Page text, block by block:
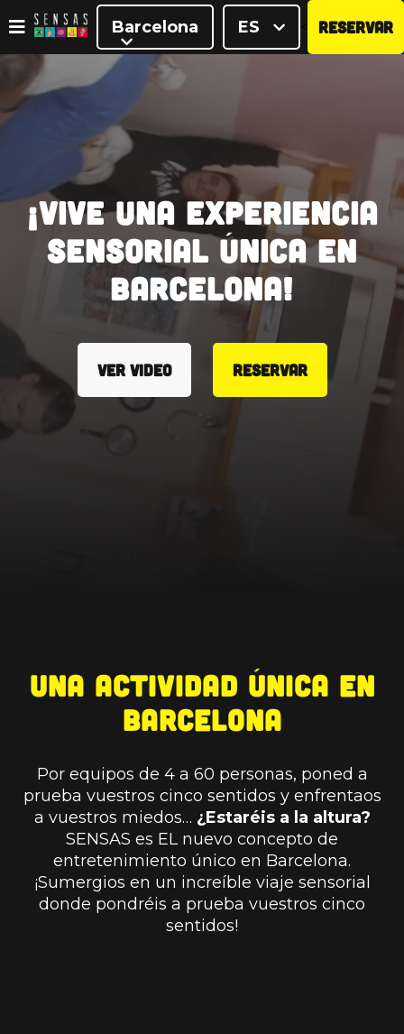
Barcelona ES RESERVAR
¡Vive una experiencia
sensorial única en
Barcelona!
VER VIDEO RESERVAR
Una actividad única en
Barcelona
Por equipos de 4 a 60 personas, poned a
prueba vuestros cinco sentidos y enfrentaos
a vuestros miedos… ¿Estaréis a la altura?
SENSAS es EL nuevo concepto de
entretenimiento único en Barcelona.
¡Sumergios en un increíble viaje sensorial
donde pondréis a prueba vuestros cinco
sentidos!